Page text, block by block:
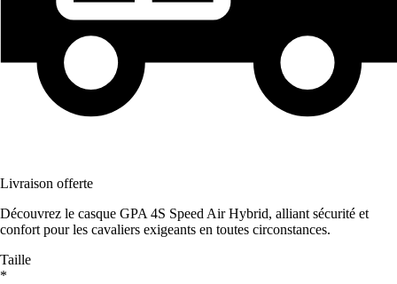
Livraison offerte
Découvrez le casque GPA 4S Speed Air Hybrid, alliant sécurité et
confort pour les cavaliers exigeants en toutes circonstances.
Taille
*